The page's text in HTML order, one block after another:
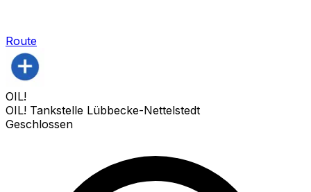
Route
OIL!
OIL! Tankstelle Lübbecke-Nettelstedt
Geschlossen